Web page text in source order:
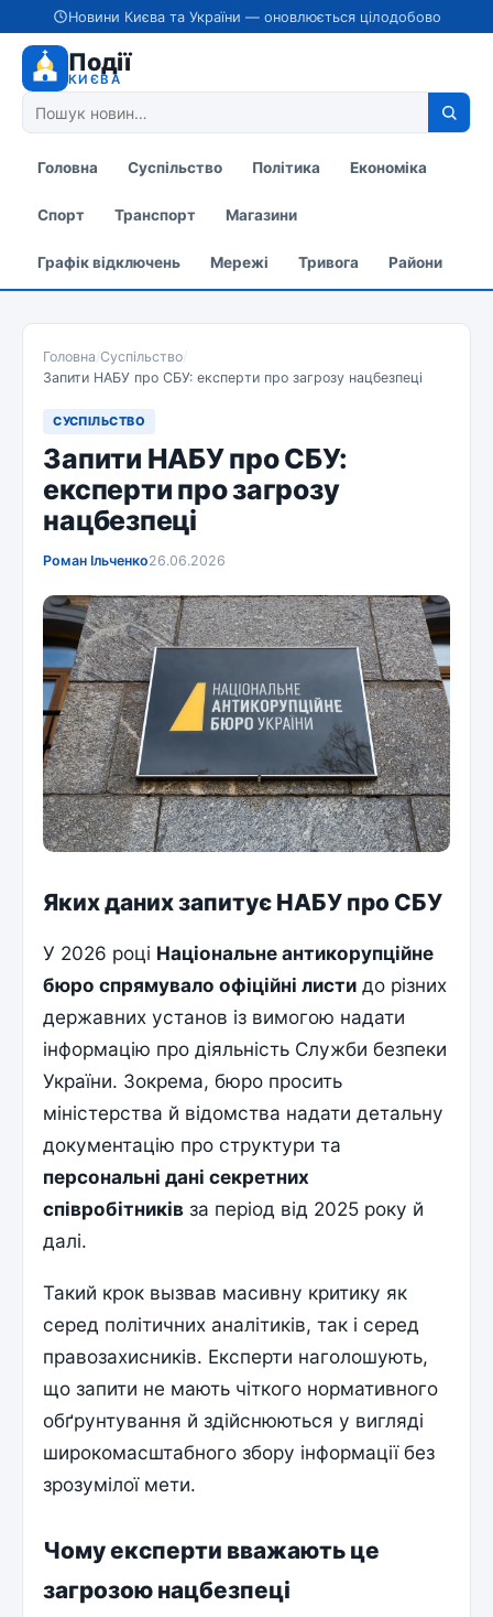
Новини Києва та України — оновлюється цілодобово
Події
КИЄВА
Головна Суспільство Політика Економіка
Спорт Транспорт Магазини
Графік відключень Мережі Тривога Райони
Головна/Суспільство/
Запити НАБУ про СБУ: експерти про загрозу нацбезпеці
СУСПІЛЬСТВО
Запити НАБУ про СБУ:
експерти про загрозу
нацбезпеці
Роман Ільченко26.06.2026
Яких даних запитує НАБУ про СБУ
У 2026 році Національне антикорупційне
бюро спрямувало офіційні листи до різних
державних установ із вимогою надати
інформацію про діяльність Служби безпеки
України. Зокрема, бюро просить
міністерства й відомства надати детальну
документацію про структури та
персональні дані секретних
співробітників за період від 2025 року й
далі.
Такий крок вызвав масивну критику як
серед політичних аналітиків, так і серед
правозахисників. Експерти наголошують,
що запити не мають чіткого нормативного
обґрунтування й здійснюються у вигляді
широкомасштабного збору інформації без
зрозумілої мети.
Чому експерти вважають це
загрозою нацбезпеці